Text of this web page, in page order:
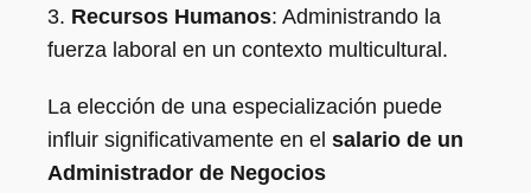
3. Recursos Humanos: Administrando la
fuerza laboral en un contexto multicultural.
La elección de una especialización puede
influir significativamente en el salario de un
Administrador de Negocios